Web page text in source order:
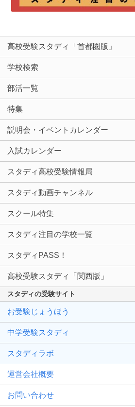
高校受験スタディ「首都圏版」
学校検索
部活一覧
特集
説明会・イベントカレンダー
入試カレンダー
スタディ高校受験情報局
スタディ動画チャンネル
スクール特集
スタディ注目の学校一覧
スタディPASS！
高校受験スタディ「関西版」
スタディの受験サイト
お受験じょうほう
中学受験スタディ
スタディラボ
運営会社概要
お問い合わせ